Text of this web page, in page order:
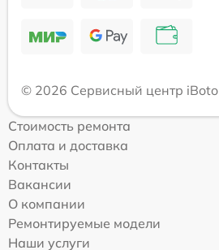
© 2026 Сервисный центр iBoto
Стоимость ремонта
Оплата и доставка
Контакты
Вакансии
О компании
Ремонтируемые модели
Наши услуги